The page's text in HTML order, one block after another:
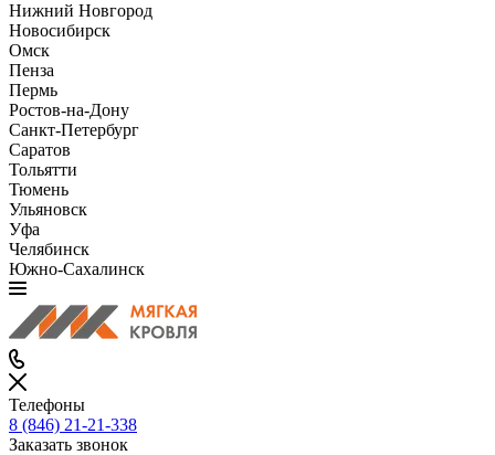
Нижний Новгород
Новосибирск
Омск
Пенза
Пермь
Ростов-на-Дону
Санкт-Петербург
Саратов
Тольятти
Тюмень
Ульяновск
Уфа
Челябинск
Южно-Сахалинск
Телефоны
8 (846) 21-21-338
Заказать звонок